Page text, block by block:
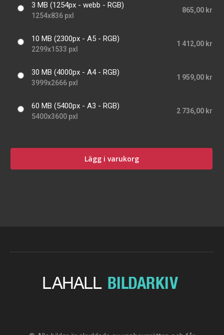
3 MB (1254px - webb - RGB)
1254x836 pxl
865,00 kr
10 MB (2300px - A5 - RGB)
2299x1533 pxl
1 412,00 kr
30 MB (4000px - A4 - RGB)
3999x2666 pxl
1 959,00 kr
60 MB (5400px - A3 - RGB)
5400x3600 pxl
2 736,00 kr
Lägg i varukorg